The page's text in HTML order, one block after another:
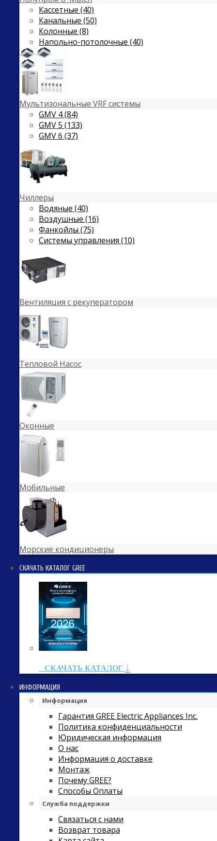
Кассетные (40)
Канальные (50)
Колонные (8)
Напольно-потолочные (40)
Мультизональные VRF системы
GMV 4 (84)
GMV 5 (133)
GMV 6 (37)
Чиллеры
Водяные (40)
Воздушные (16)
Фанкойлы (75)
Системы управления (10)
Вентиляция с рекуператором
Тепловой Насос
Оконные
Мобильные
Морские кондиционеры
СКАЧАТЬ КАТАЛОГ GREE
СКАЧАТЬ КАТАЛОГ ↓
ИНФОРМАЦИЯ
Информация
Гарантия GREE Electric Appliances Inc.
Политика конфиденциальности
Юридическая информация
О нас
Информация о доставке
Монтаж
Почему GREE?
Способы Оплаты
Служба поддержки
Связаться с нами
Возврат товара